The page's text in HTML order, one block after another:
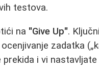
testova.
na "Give Up".
zadatka
i vi